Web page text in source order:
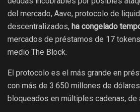
del mercado, Aave, protocolo de
descentralizados, ha congelado
mercados de préstamos de 17
medio The Block.
El protocolo es el más grande en
con más de 3.650 millones de
bloqueados en múltiples cadenas, de